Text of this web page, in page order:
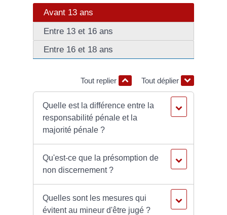
Avant 13 ans
Entre 13 et 16 ans
Entre 16 et 18 ans
Tout replier Tout déplier
Quelle est la différence entre la
responsabilité pénale et la
majorité pénale ?
Qu'est-ce que la présomption de
non discernement ?
Quelles sont les mesures qui
évitent au mineur d'être jugé ?